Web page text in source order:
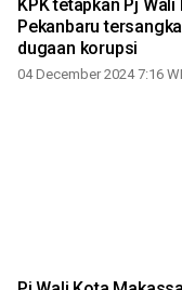
KPK tetapkan Pj Wali
Pekanbaru tersangka
dugaan korupsi
04 December 2024 7:16